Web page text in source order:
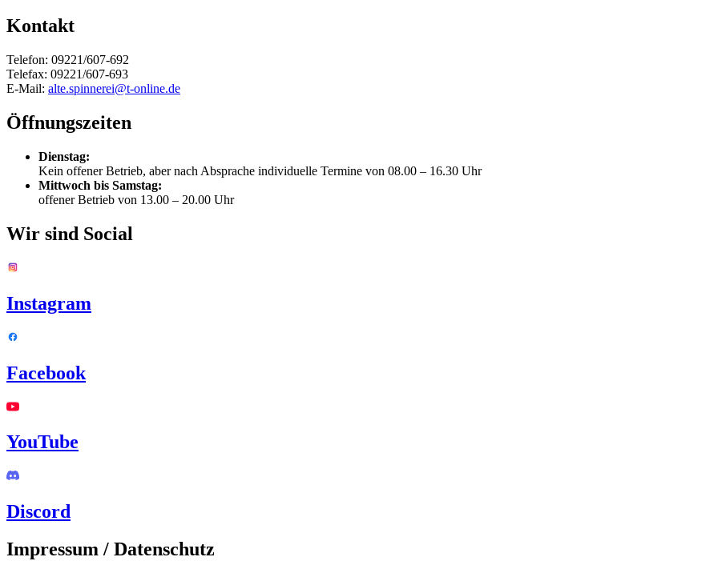
Kontakt
Telefon: 09221/607-692
Telefax: 09221/607-693
E-Mail: alte.spinnerei@t-online.de
Öffnungszeiten
Dienstag:
Kein offener Betrieb, aber nach Absprache individuelle Termine von 08.00 – 16.30 Uhr
Mittwoch bis Samstag:
offener Betrieb von 13.00 – 20.00 Uhr
Wir sind Social
Instagram
Facebook
YouTube
Discord
Impressum / Datenschutz